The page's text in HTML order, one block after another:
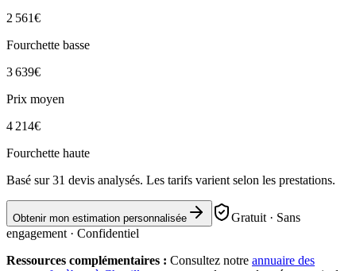
2 561€
Fourchette basse
3 639€
Prix moyen
4 214€
Fourchette haute
Basé sur31 devis analysés. Les tarifs varient selon les prestations.
Obtenir mon estimation personnalisée
Gratuit · Sans
engagement · Confidentiel
Ressources complémentaires : Consultez notre annuaire des